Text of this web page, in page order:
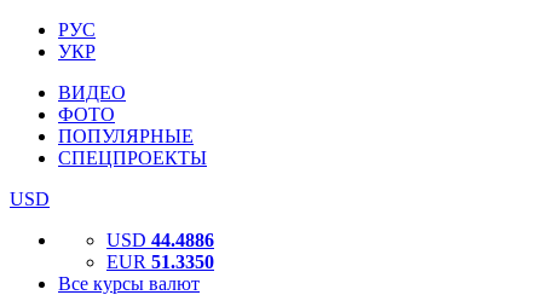
РУС
УКР
ВИДЕО
ФОТО
ПОПУЛЯРНЫЕ
СПЕЦПРОЕКТЫ
USD
USD 44.4886
EUR 51.3350
Все курсы валют